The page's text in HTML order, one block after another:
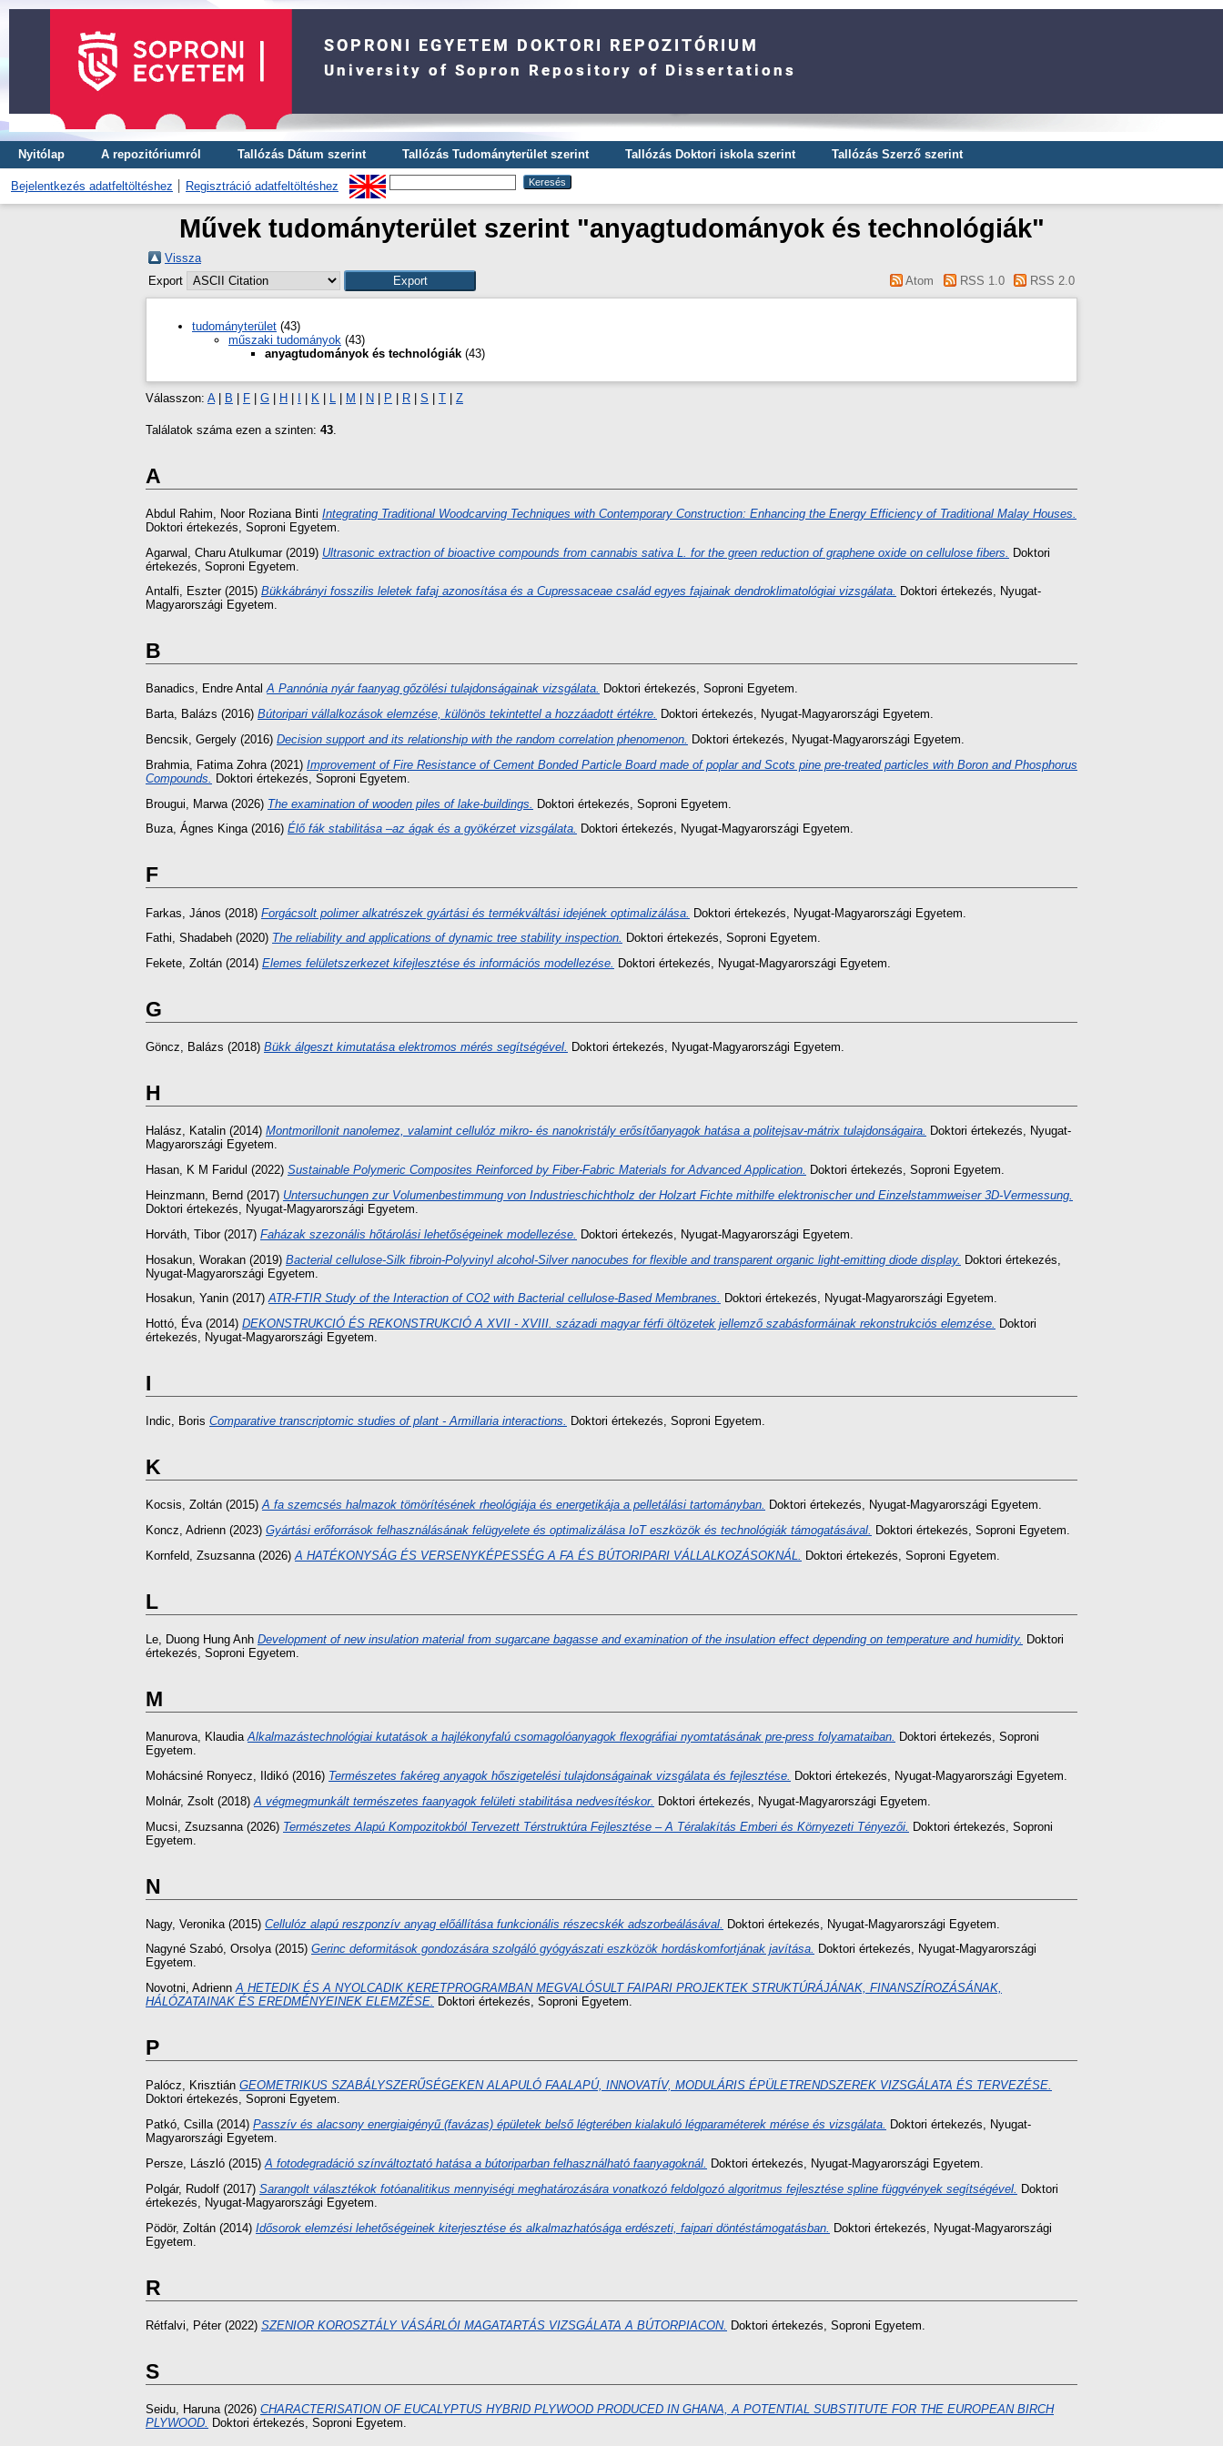
Nyitólap A repozitóriumról Tallózás Dátum szerint Tallózás Tudományterület szerint Tallózás Doktori iskola szerint Tallózás Szerző szerint
Bejelentkezés adatfeltöltéshez Regisztráció adatfeltöltéshez
Művek tudományterület szerint "anyagtudományok és technológiák"
Vissza
Export
Atom RSS 1.0 RSS 2.0
tudományterület (43)
műszaki tudományok (43)
anyagtudományok és technológiák (43)
Válasszon: A| B | F | G | H | I | K | L | M | N | P | R | S | T | Z
Találatok száma ezen a szinten: 43
A
Abdul Rahim, Noor Roziana Binti Integrating Traditional Woodcarving Techniques with Contemporary Construction: Enhancing the Energy Efficiency of Traditional Malay Houses.
Doktori értekezés , Soproni Egyetem.
Agarwal, Charu Atulkumar(2019) Ultrasonic extraction of bioactive compounds from cannabis sativa L. for the green reduction of graphene oxide on cellulose fibers.
Doktori
értekezés , Soproni Egyetem.
Antalfi, Eszter(2015) Bükkábrányi fosszilis leletek fafaj azonosítása és a Cupressaceae család egyes fajainak dendroklimatológiai vizsgálata. Doktori értekezés, Nyugat-
Magyarországi Egyetem.
B
Banadics, Endre Antal A Pannónia nyár faanyag gőzölési tulajdonságainak vizsgálata. Doktori értekezés, Soproni Egyetem.
Barta, Balázs (2016) Bútoripari vállalkozások elemzése, különös tekintettel a hozzáadott értékre. Doktori értekezés, Nyugat-Magyarországi Egyetem.
Bencsik, Gergely (2016) Decision support and its relationship with the random correlation phenomenon. Doktori értekezés, Nyugat-Magyarországi Egyetem.
Brahmia, Fatima Zohra (2021) Improvement of Fire Resistance of Cement Bonded Particle Board made of poplar and Scots pine pre-treated particles with Boron and Phosphorus
Compounds.
Doktori értekezés , Soproni Egyetem.
Brougui, Marwa (2026) The examination of wooden piles of lake-buildings. Doktori értekezés , Soproni Egyetem.
Buza, Ágnes Kinga(2016) Élő fák stabilitása –az ágak és a gyökérzet vizsgálata. Doktori értekezés, Nyugat-Magyarországi Egyetem.
F
Farkas, János (2018) Forgácsolt polimer alkatrészek gyártási és termékváltási idejének optimalizálása. Doktori értekezés , Nyugat-Magyarországi Egyetem.
Fathi, Shadabeh (2020) The reliability and applications of dynamic tree stability inspection. Doktori értekezés, Soproni Egyetem.
Fekete, Zoltán (2014) Elemes felületszerkezet kifejlesztése és információs modellezése. Doktori értekezés, Nyugat-Magyarországi Egyetem.
G
Göncz, Balázs (2018) Bükk álgeszt kimutatása elektromos mérés segítségével. Doktori értekezés, Nyugat-Magyarországi Egyetem.
H
Halász, Katalin (2014) Montmorillonit nanolemez, valamint cellulóz mikro- és nanokristály erősítőanyagok hatása a politejsav-mátrix tulajdonságaira. Doktori értekezés, Nyugat-
Magyarországi Egyetem.
Hasan, K M Faridul (2022) Sustainable Polymeric Composites Reinforced by Fiber-Fabric Materials for Advanced Application. Doktori értekezés, Soproni Egyetem.
Heinzmann, Bernd (2017) Untersuchungen zur Volumenbestimmung von Industrieschichtholz der Holzart Fichte mithilfe elektronischer und Einzelstammweiser 3D-Vermessung.
Doktori értekezés , Nyugat-Magyarországi Egyetem.
Horváth, Tibor(2017) Faházak szezonális hőtárolási lehetőségeinek modellezése. Doktori értekezés , Nyugat-Magyarországi Egyetem.
Hosakun, Worakan (2019) Bacterial cellulose-Silk fibroin-Polyvinyl alcohol-Silver nanocubes for flexible and transparent organic light-emitting diode display. Doktori értekezés
Nyugat-Magyarországi Egyetem.
Hosakun, Yanin (2017)ATR-FTIR Study of the Interaction of CO2 with Bacterial cellulose-Based Membranes. Doktori értekezés, Nyugat-Magyarországi Egyetem.
Hottó, Éva(2014) DEKONSTRUKCIÓ ÉS REKONSTRUKCIÓ A XVII - XVIII. századi magyar férfi öltözetek jellemző szabásformáinak rekonstrukciós elemzése. Doktori
értekezés, Nyugat-Magyarországi Egyetem.
I
Indic, Boris Comparative transcriptomic studies of plant - Armillaria interactions. Doktori értekezés, Soproni Egyetem.
K
Kocsis, Zoltán (2015)A fa szemcsés halmazok tömörítésének rheológiája és energetikája a pelletálási tartományban. Doktori értekezés, Nyugat-Magyarországi Egyetem.
Koncz, Adrienn (2023) Gyártási erőforrások felhasználásának felügyelete és optimalizálása IoT eszközök és technológiák támogatásával. Doktori értekezés, Soproni Egyetem.
Kornfeld, Zsuzsanna (2026) A HATÉKONYSÁG ÉS VERSENYKÉPESSÉG A FA ÉS BÚTORIPARI VÁLLALKOZÁSOKNÁL. Doktori értekezés , Soproni Egyetem.
L
Le, Duong Hung Anh Development of new insulation material from sugarcane bagasse and examination of the insulation effect depending on temperature and humidity. Doktori
értekezés, Soproni Egyetem.
M
Manurova, Klaudia Alkalmazástechnológiai kutatások a hajlékonyfalú csomagolóanyagok flexográfiai nyomtatásának pre-press folyamataiban. Doktori értekezés, Soproni
Egyetem.
Mohácsiné Ronyecz, Ildikó (2016) Természetes fakéreg anyagok hőszigetelési tulajdonságainak vizsgálata és fejlesztése. Doktori értekezés , Nyugat-Magyarországi Egyetem.
Molnár, Zsolt (2018) A végmegmunkált természetes faanyagok felületi stabilitása nedvesítéskor. Doktori értekezés , Nyugat-Magyarországi Egyetem.
Mucsi, Zsuzsanna (2026) Természetes Alapú Kompozitokból Tervezett Térstruktúra Fejlesztése – A Téralakítás Emberi és Környezeti Tényezői. Doktori értekezés , Soproni
Egyetem.
N
Nagy, Veronika (2015) Cellulóz alapú reszponzív anyag előállítása funkcionális részecskék adszorbeálásával. Doktori értekezés , Nyugat-Magyarországi Egyetem.
Nagyné Szabó, Orsolya(2015) Gerinc deformitások gondozására szolgáló gyógyászati eszközök hordáskomfortjának javítása. Doktori értekezés, Nyugat-Magyarországi
Egyetem.
Novotni, Adrienn A HETEDIK ÉS A NYOLCADIK KERETPROGRAMBAN MEGVALÓSULT FAIPARI PROJEKTEK STRUKTÚRÁJÁNAK, FINANSZÍROZÁSÁNAK,
HÁLÓZATAINAK ÉS EREDMÉNYEINEK ELEMZÉSE. Doktori értekezés, Soproni Egyetem.
P
Palócz, Krisztián GEOMETRIKUS SZABÁLYSZERŰSÉGEKEN ALAPULÓ FAALAPÚ, INNOVATÍV, MODULÁRIS ÉPÜLETRENDSZEREK VIZSGÁLATA ÉS TERVEZÉSE.
Doktori értekezés, Soproni Egyetem.
Patkó, Csilla(2014) Passzív és alacsony energiaigényű (favázas) épületek belső légterében kialakuló légparaméterek mérése és vizsgálata. Doktori értekezés, Nyugat-
Magyarországi Egyetem.
Persze, László (2015) A fotodegradáció színváltoztató hatása a bútoriparban felhasználható faanyagoknál. Doktori értekezés , Nyugat-Magyarországi Egyetem.
Polgár, Rudolf (2017) Sarangolt választékok fotóanalitikus mennyiségi meghatározására vonatkozó feldolgozó algoritmus fejlesztése spline függvények segítségével. Doktori
értekezés , Nyugat-Magyarországi Egyetem.
Pödör, Zoltán (2014) Idősorok elemzési lehetőségeinek kiterjesztése és alkalmazhatósága erdészeti, faipari döntéstámogatásban. Doktori értekezés , Nyugat-Magyarországi
Egyetem.
R
Rétfalvi, Péter(2022) SZENIOR KOROSZTÁLY VÁSÁRLÓI MAGATARTÁS VIZSGÁLATA A BÚTORPIACON. Doktori értekezés , Soproni Egyetem.
S
Seidu, Haruna (2026) CHARACTERISATION OF EUCALYPTUS HYBRID PLYWOOD PRODUCED IN GHANA, A POTENTIAL SUBSTITUTE FOR THE EUROPEAN BIRCH
PLYWOOD. Doktori értekezés , Soproni Egyetem.